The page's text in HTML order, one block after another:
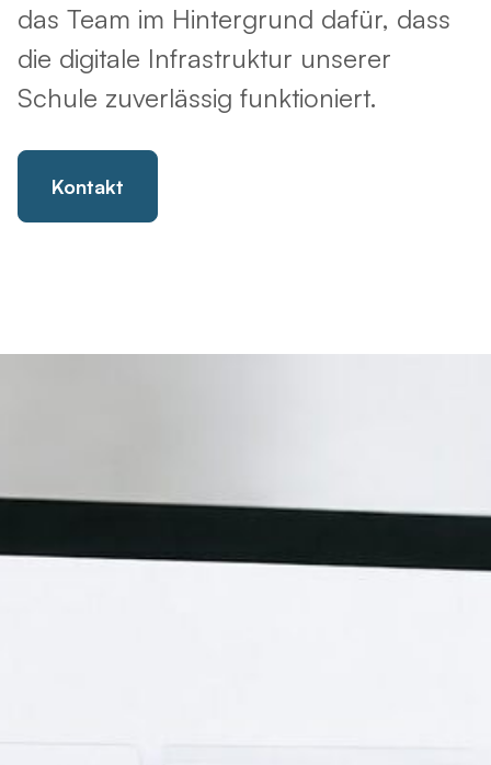
das Team im Hintergrund dafür, dass
die digitale Infrastruktur unserer
Schule zuverlässig funktioniert.
Kontakt